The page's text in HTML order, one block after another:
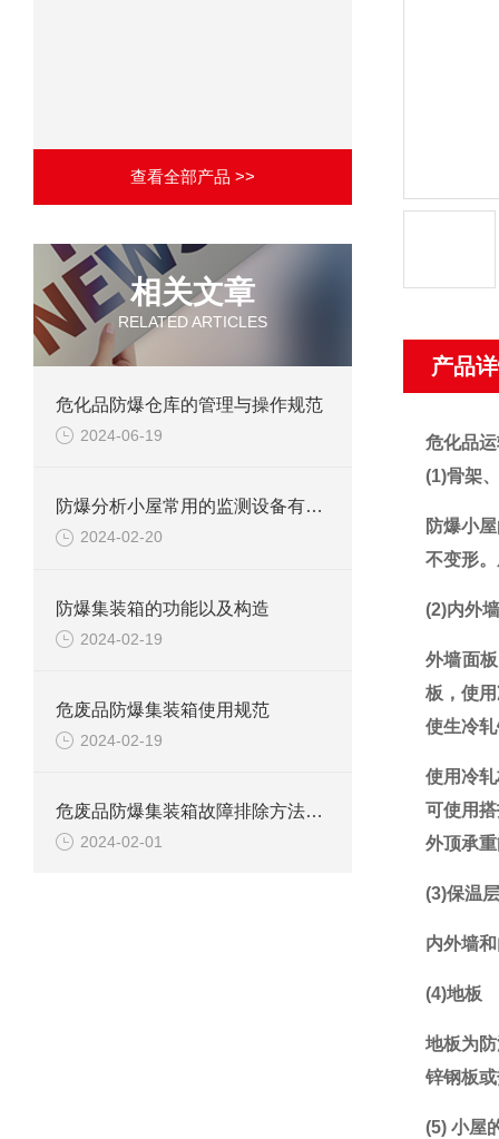
查看全部产品 >>
相关文章
RELATED ARTICLES
危化品防爆仓库的管理与操作规范
2024-06-19
防爆分析小屋常用的监测设备有哪些
2024-02-20
防爆集装箱的功能以及构造
2024-02-19
危废品防爆集装箱使用规范
2024-02-19
危废品防爆集装箱故障排除方法解析
2024-02-01
产品
危化品
(1)骨架
防爆小
不变形
(2)内外
外墙面
板，使
使生冷
使用冷
可使用
外顶承
(3)保温层
内外墙
(4)地板
地板为
锌钢板
(5) 小屋